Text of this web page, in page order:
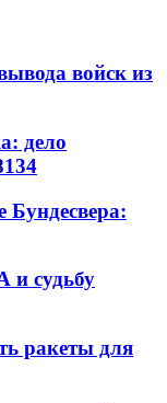
войск из
дело
и судьбу
ракеты для